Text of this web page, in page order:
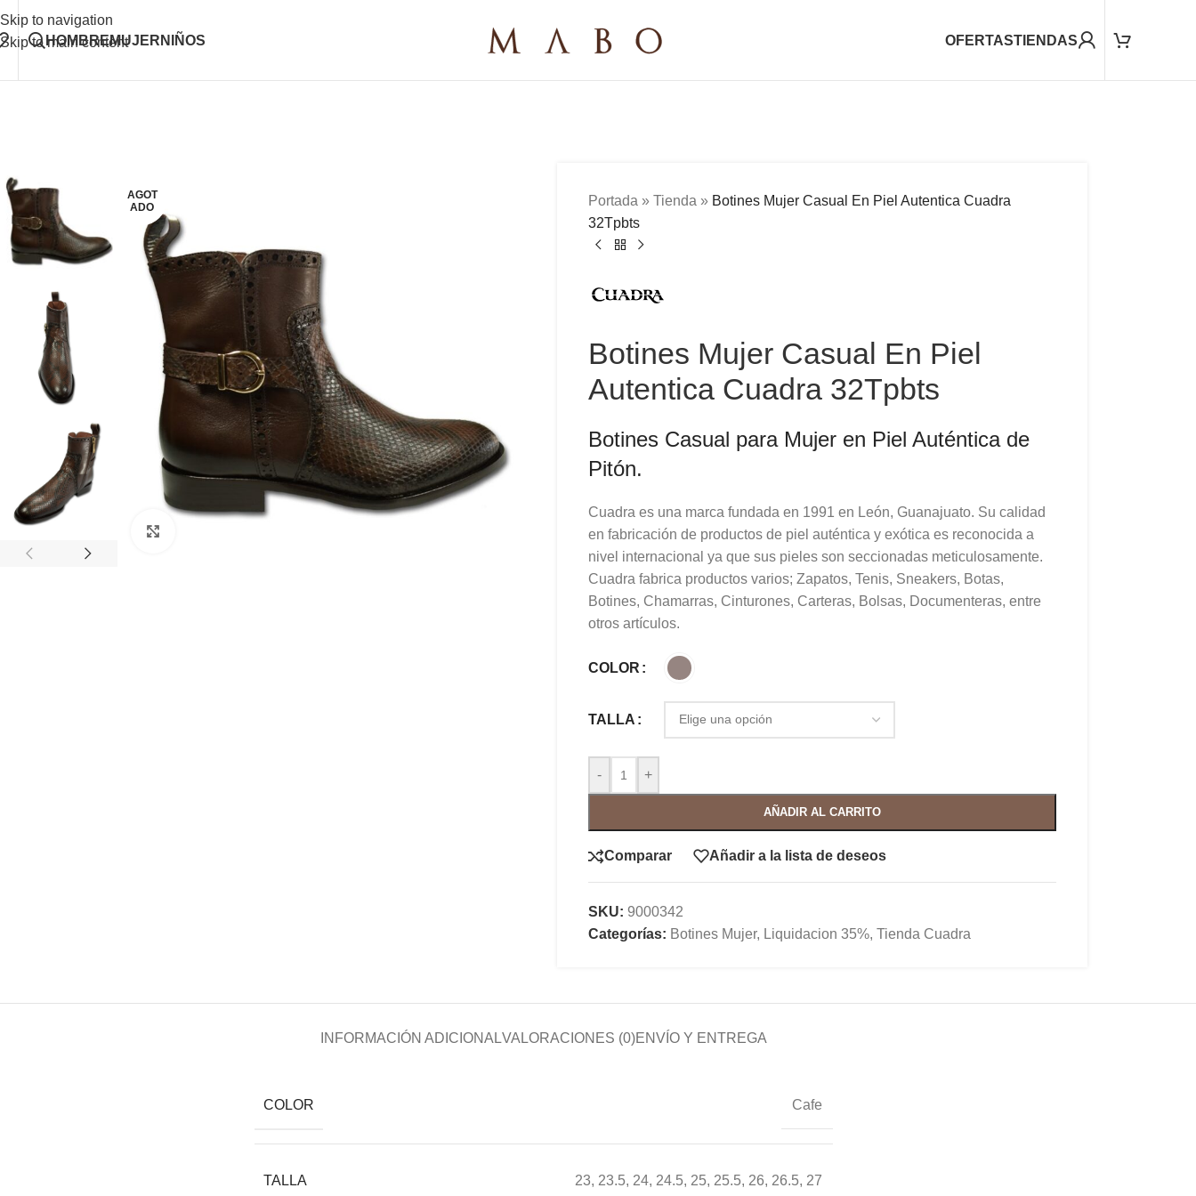
Skip to navigation
Skip to main content
HOMBREMUJER NIÑOS OFERTASTIENDAS
AGOT
ADO
Portada » Tienda » Botines Mujer Casual En Piel Autentica Cuadra
32Tpbts
Botines Mujer Casual En Piel
Autentica Cuadra 32Tpbts
Botines Casual para Mujer en Piel Auténtica de
Pitón.
Cuadra es una marca fundada en 1991 en León, Guanajuato. Su calidad
en fabricación de productos de piel auténtica y exótica es reconocida a
nivel internacional ya que sus pieles son seccionadas meticulosamente.
Cuadra fabrica productos varios; Zapatos, Tenis, Sneakers, Botas,
Botines, Chamarras, Cinturones, Carteras, Bolsas, Documenteras, entre
otros artículos.
COLOR
TALLA
- +
AÑADIR AL CARRITO
Comparar Añadir a la lista de deseos
SKU: 9000342
Categorías: Botines Mujer, Liquidacion 35%, Tienda Cuadra
INFORMACIÓN ADICIONALVALORACIONES (0)ENVÍO Y ENTREGA
COLOR Cafe
TALLA 23, 23.5, 24, 24.5, 25, 25.5, 26, 26.5, 27